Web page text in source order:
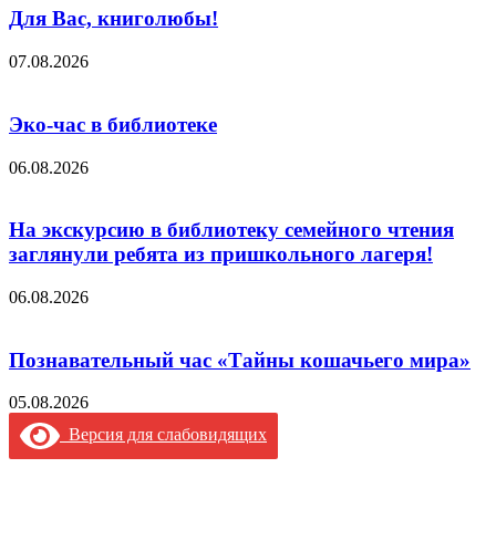
Для Вас, книголюбы!
07.08.2026
Эко-час в библиотеке
06.08.2026
На экскурсию в библиотеку семейного чтения
заглянули ребята из пришкольного лагеря!
06.08.2026
Познавательный час «Тайны кошачьего мира»
05.08.2026
Версия для слабовидящих